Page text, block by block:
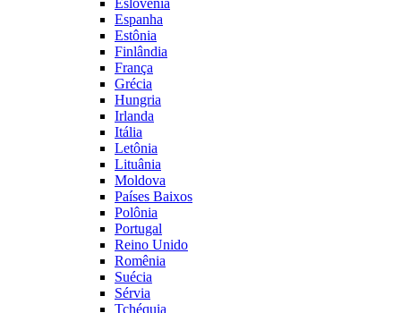
Espanha
Estônia
Finlândia
França
Grécia
Hungria
Irlanda
Itália
Letônia
Lituânia
Moldova
Países Baixos
Polônia
Portugal
Reino Unido
Romênia
Suécia
Sérvia
Tchéquia